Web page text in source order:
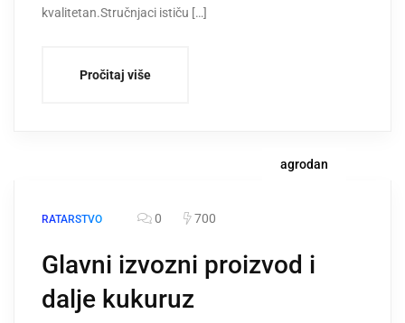
kvalitetan.Stručnjaci ističu […]
Pročitaj više
agrodan
RATARSTVO 0 700
Glavni izvozni proizvod i
dalje kukuruz